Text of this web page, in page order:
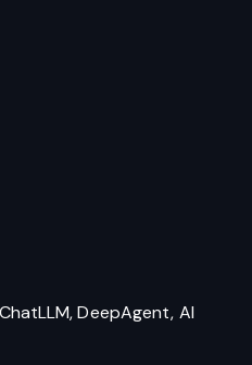
DeepAgent, AI